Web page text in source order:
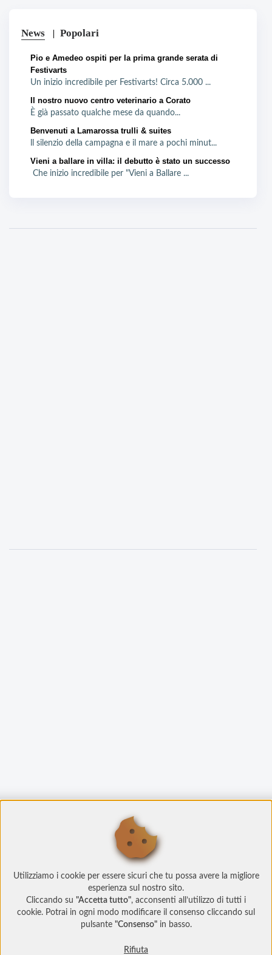
News Popolari
Pio e Amedeo ospiti per la prima grande serata di
Festivarts
Un inizio incredibile per Festivarts! Circa 5.000 ...
Il nostro nuovo centro veterinario a Corato
È già passato qualche mese da quando...
Benvenuti a Lamarossa trulli & suites
ll silenzio della campagna e il mare a pochi minut...
Vieni a ballare in villa: il debutto è stato un successo
Che inizio incredibile per "Vieni a Ballare ...
Utilizziamo i cookie per essere sicuri che tu possa avere la migliore
esperienza sul nostro sito.
Cliccando su "Accetta tutto", acconsenti all’utilizzo di tutti i
cookie. Potrai in ogni modo modificare il consenso cliccando sul
pulsante "Consenso"in basso.
Rifiuta